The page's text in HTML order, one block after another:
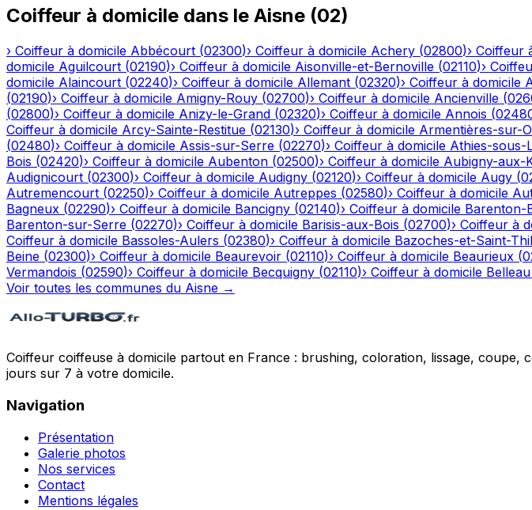
Coiffeur à domicile dans le Aisne (02)
› Coiffeur à domicile Abbécourt (02300)› Coiffeur à domicile Achery (02800)› Coiffeur
domicile Aguilcourt (02190)› Coiffeur à domicile Aisonville-et-Bernoville (02110)›
domicile Alaincourt (02240)› Coiffeur à domicile Allemant (02320)› Coiffeur à domicile
(02190)› Coiffeur à domicile Amigny-Rouy (02700)› Coiffeur à domicile Ancienville (
(02800)› Coiffeur à domicile Anizy-le-Grand (02320)› Coiffeur à domicile Annois (
Coiffeur à domicile Arcy-Sainte-Restitue (02130)› Coiffeur à domicile Armentières-sur-
(02480)› Coiffeur à domicile Assis-sur-Serre (02270)› Coiffeur à domicile Athies-sous-
Bois (02420)› Coiffeur à domicile Aubenton (02500)› Coiffeur à domicile Aubigny-aux-
Audignicourt (02300)› Coiffeur à domicile Audigny (02120)› Coiffeur à domicile Augy (
Autremencourt (02250)› Coiffeur à domicile Autreppes (02580)› Coiffeur à domicile
Bagneux (02290)› Coiffeur à domicile Bancigny (02140)› Coiffeur à domicile Barenton-
Barenton-sur-Serre (02270)› Coiffeur à domicile Barisis-aux-Bois (02700)› Coiffeur à
Coiffeur à domicile Bassoles-Aulers (02380)› Coiffeur à domicile Bazoches-et-Saint-
Beine (02300)› Coiffeur à domicile Beaurevoir (02110)› Coiffeur à domicile Beaurieux (
Vermandois (02590)› Coiffeur à domicile Becquigny (02110)› Coiffeur à domicile Belleau
Voir toutes les communes du Aisne →
Coiffeur coiffeuse à domicile partout en France : brushing, coloration, lissage,
jours sur 7 à votre domicile.
Navigation
Présentation
Galerie photos
Nos services
Contact
Mentions légales